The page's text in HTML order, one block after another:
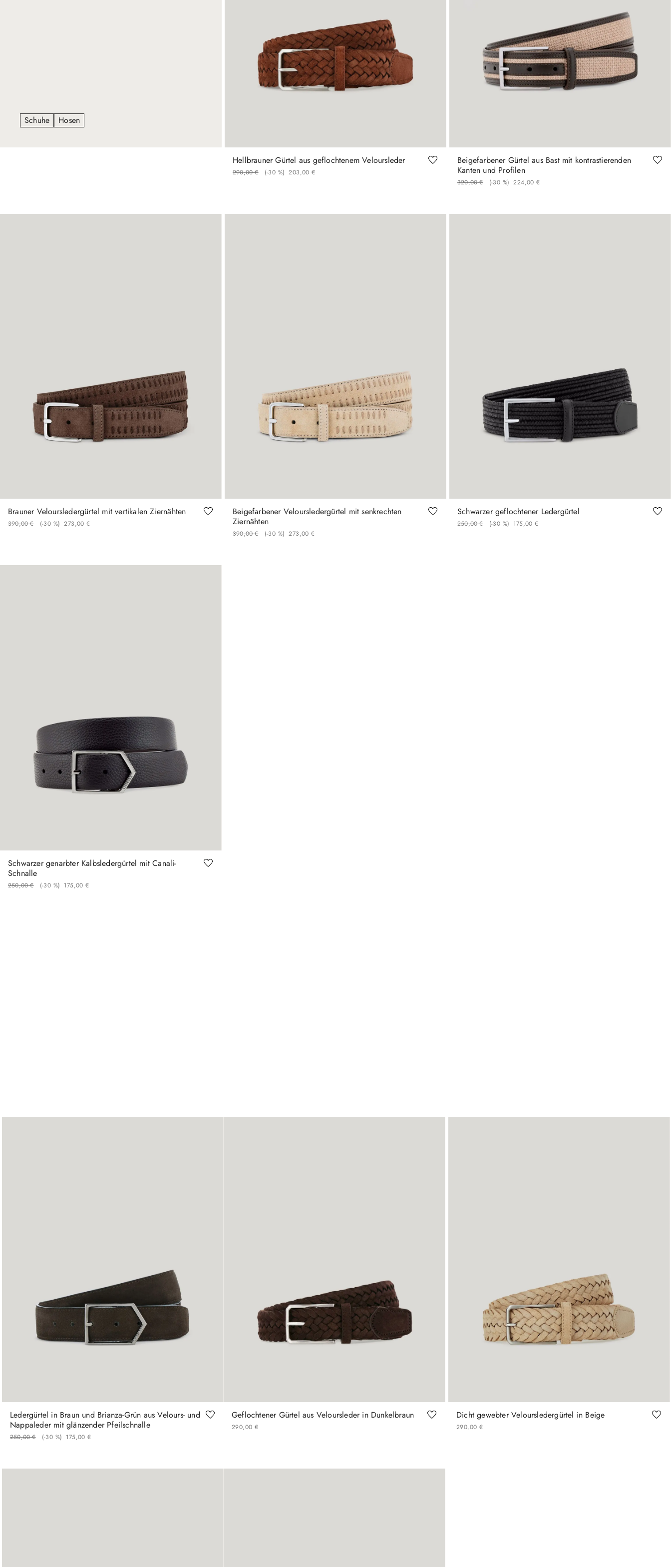
Schuhe Hosen
Hellbrauner Gürtel aus geflochtenem Veloursleder
290,00 € (-30 %) 203,00 €
Beigefarbener Gürtel aus Bast mit kontrastierenden
Kanten und Profilen
320,00 € (-30 %) 224,00 €
Brauner Veloursledergürtel mit vertikalen Ziernähten
390,00 € (-30 %) 273,00 €
Beigefarbener Veloursledergürtel mit senkrechten
Ziernähten
390,00 € (-30 %) 273,00 €
Schwarzer geflochtener Ledergürtel
250,00 € (-30 %) 175,00 €
Schwarzer genarbter Kalbsledergürtel mit Canali-
Schnalle
250,00 € (-30 %) 175,00 €
Ledergürtel in Braun und Brianza-Grün aus Velours- und
Nappaleder mit glänzender Pfeilschnalle
250,00 € (-30 %) 175,00 €
Geflochtener Gürtel aus Veloursleder in Dunkelbraun
290,00 €
Dicht gewebter Veloursledergürtel in Beige
290,00 €